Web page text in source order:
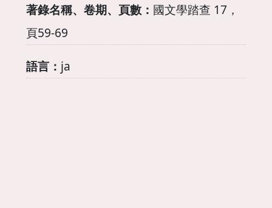
著錄名稱、卷期、頁數： 國文學踏查 17，
頁59-69
語言： ja